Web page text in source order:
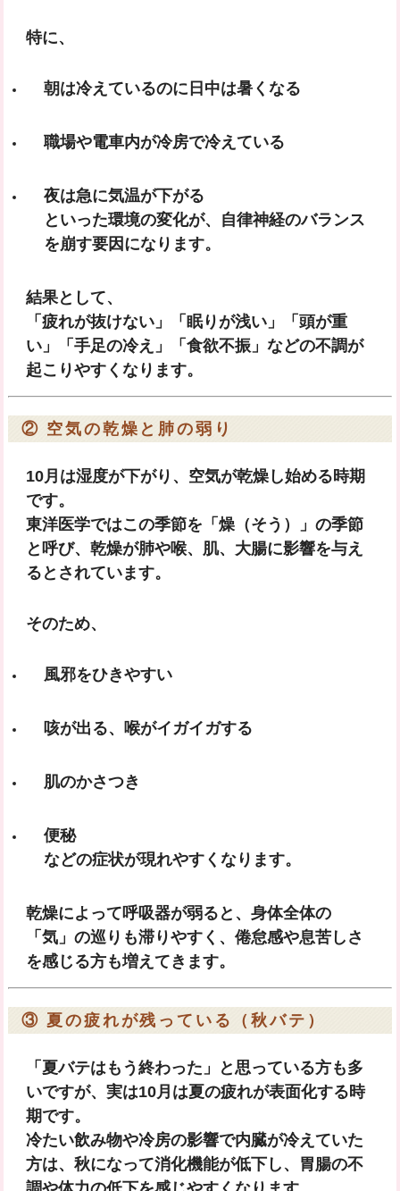
特に、
朝は冷えているのに日中は暑くなる
職場や電車内が冷房で冷えている
夜は急に気温が下がる
といった環境の変化が、
自律神経のバランス
を崩す要因 になります。
結果として、
「疲れが抜けない」「眠りが浅い」「頭が重
い」「手足の冷え」「食欲不振」などの不調が
起こりやすくなります。
② 空気の乾燥と肺の弱り
10月は湿度が下がり、空気が乾燥し始める時期
です。
東洋医学ではこの季節を「燥（そう）」の季節
と呼び、乾燥が肺や喉、肌、大腸に影響を与え
るとされています。
そのため、
風邪をひきやすい
咳が出る、喉がイガイガする
肌のかさつき
便秘
などの症状が現れやすくなります。
乾燥によって呼吸器が弱ると、身体全体の
「気」の巡りも滞りやすく、倦怠感や息苦しさ
を感じる方も増えてきます。
③ 夏の疲れが残っている（秋バテ）
「夏バテはもう終わった」と思っている方も多
いですが、実は10月は夏の疲れが表面化する時
期です。
冷たい飲み物や冷房の影響で内臓が冷えていた
方は、秋になって消化機能が低下し、胃腸の不